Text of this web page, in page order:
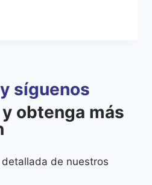
síguenos
obtenga más
de nuestros